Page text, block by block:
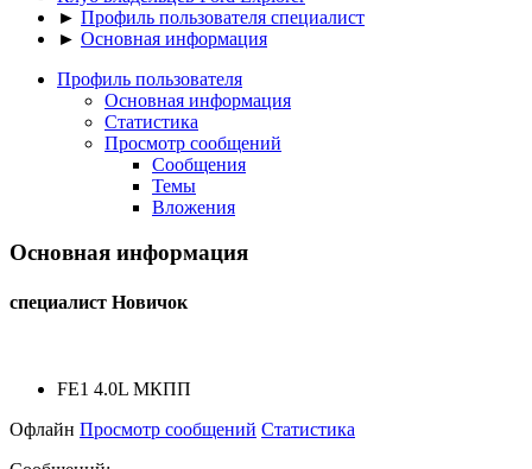
► Профиль пользователя специалист
► Основная информация
Профиль пользователя
Основная информация
Статистика
Просмотр сообщений
Сообщения
Темы
Вложения
Основная информация
специалист Новичок
FE1 4.0L МКПП
Офлайн Просмотр сообщений Статистика